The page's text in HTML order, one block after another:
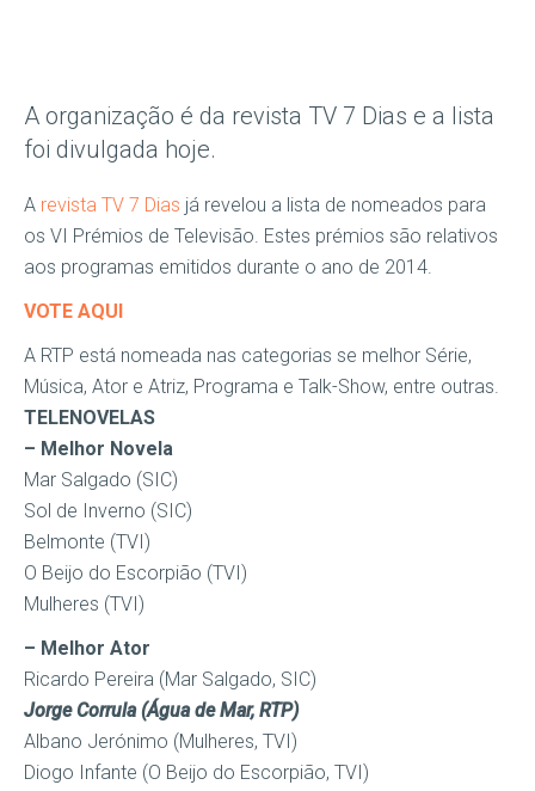
A organização é da revista TV 7 Dias e a lista
foi divulgada hoje.
A revista TV 7 Dias já revelou a lista de nomeados para
os VI Prémios de Televisão. Estes prémios são relativos
aos programas emitidos durante o ano de 2014.
VOTE AQUI
A RTP está nomeada nas categorias se melhor Série,
Música, Ator e Atriz, Programa e Talk-Show, entre outras.
TELENOVELAS
– Melhor Novela
Mar Salgado (SIC)
Sol de Inverno (SIC)
Belmonte (TVI)
O Beijo do Escorpião (TVI)
Mulheres (TVI)
– Melhor Ator
Ricardo Pereira (Mar Salgado, SIC)
Jorge Corrula (Água de Mar, RTP)
Albano Jerónimo (Mulheres, TVI)
Diogo Infante (O Beijo do Escorpião, TVI)